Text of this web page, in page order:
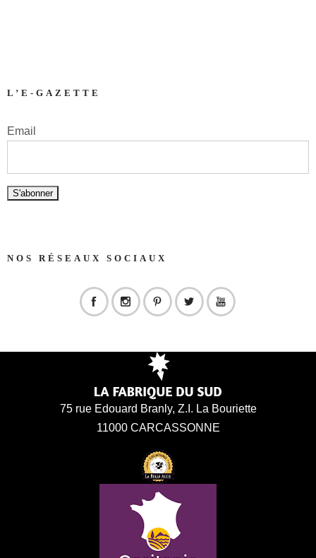
L’E-GAZETTE
Email
NOS RÉSEAUX SOCIAUX
75 rue Edouard Branly, Z.I. La Bouriette
11000 CARCASSONNE